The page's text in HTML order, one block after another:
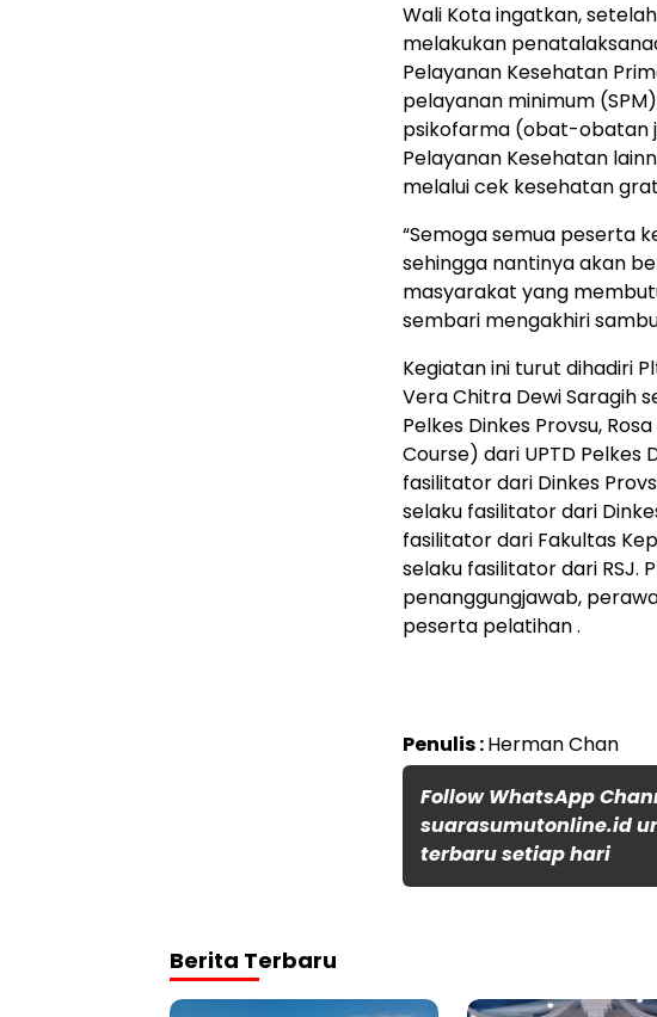
Wali Kota ingatkan,
melakukan
Pelayanan Kesehatan
pelayanan minimum
psikofarma (obat-obatan
Pelayanan Kesehatan
melalui cek kesehatan
“Semoga semua peserta
sehingga nantinya akan
masyarakat yang
sembari mengakhiri
Kegiatan ini turut dihadiri
Vera Chitra Dewi Saragih
Pelkes Dinkes Provsu,
Course) dari UPTD Pelkes
fasilitator dari Dinkes
selaku fasilitator dari
fasilitator dari Fakultas
selaku fasilitator dari RSJ.
penanggungjawab,
peserta pelatihan .
Penulis :Herman Chan
Follow WhatsApp
suarasumutonline.id
terbaru setiap hari
Berita Terbaru